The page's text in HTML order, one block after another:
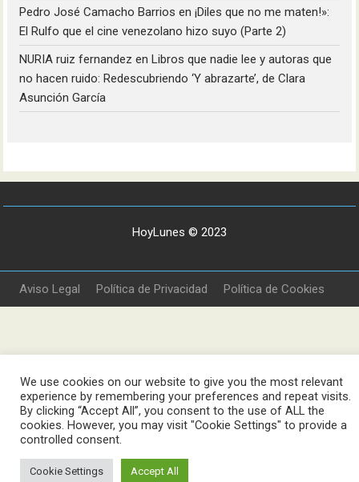
Pedro José Camacho Barrios en¡Diles que no me maten!»:
El Rulfo que el cine venezolano hizo suyo (Parte 2)
NURIA ruiz fernandez enLibros que nadie lee y autoras que
no hacen ruido: Redescubriendo ‘Y abrazarte’, de Clara
Asunción García
HoyLunes © 2023
We use cookies on our website to give you the most relevant
experience by remembering your preferences and repeat visits.
By clicking “Accept All”, you consent to the use of ALL the
cookies. However, you may visit "Cookie Settings" to provide a
controlled consent.
Cookie Settings Accept All
Aviso Legal Política de Privacidad Política de Cookies